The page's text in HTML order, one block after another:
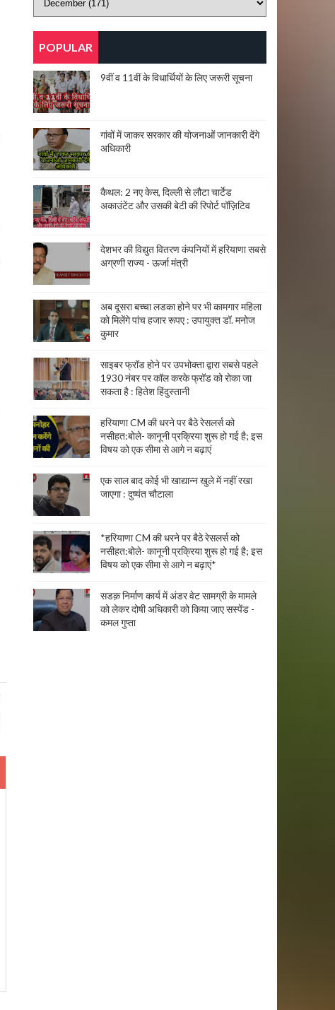
POPULAR
9वीं व 11वीं के विधार्थियों के लिए जरूरी सूचना
गांवों में जाकर सरकार की योजनाओं जानकारी देंगे
अधिकारी
कैथल: 2 नए केस, दिल्ली से लौटा चार्टेड
अकाउंटेंट और उसकी बेटी की रिपोर्ट पॉज़िटिव
देशभर की विद्युत वितरण कंपनियों में हरियाणा सबसे
अग्रणी राज्य - ऊर्जा मंत्री
अब दूसरा बच्चा लडका होने पर भी कामगार महिला
को मिलेंगे पांच हजार रूपए : उपायुक्त डॉ. मनोज
कुमार
साइबर फ्रॉड होने पर उपभोक्ता द्वारा सबसे पहले
1930 नंबर पर कॉल करके फ्रॉड को रोका जा
सकता है : हितेश हिंदुस्तानी
हरियाणा CM की धरने पर बैठे रेसलर्स को
नसीहत:बोले- कानूनी प्रक्रिया शुरू हो गई है; इस
विषय को एक सीमा से आगे न बढ़ाएं
एक साल बाद कोई भी खाद्यान्न खुले में नहीं रखा
जाएगा : दुष्यंत चौटाला
*हरियाणा CM की धरने पर बैठे रेसलर्स को
नसीहत:बोले- कानूनी प्रक्रिया शुरू हो गई है; इस
विषय को एक सीमा से आगे न बढ़ाएं*
सडक़ निर्माण कार्य में अंडर वेट सामग्री के मामले
को लेकर दोषी अधिकारी को किया जाए सस्पेंड -
कमल गुप्ता